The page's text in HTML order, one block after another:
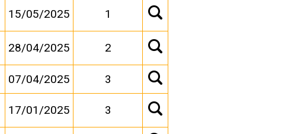
15/05/2025
1
28/04/2025 2
07/04/2025
3
17/01/2025 3